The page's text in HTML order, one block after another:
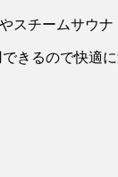
スチームサウ
きるので快適